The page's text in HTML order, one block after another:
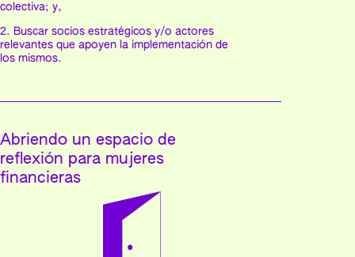
colectiva; y,
2. Buscar socios estratégicos y/o actores
relevantes que apoyen la implementación de
los mismos.
Abriendo un espacio de
reflexión para mujeres
financieras